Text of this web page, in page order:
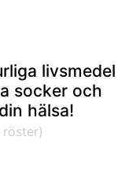
livsmedel
socker och
hälsa!